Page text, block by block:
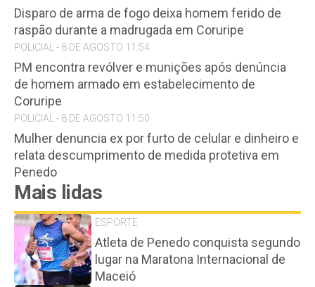
Disparo de arma de fogo deixa homem ferido de
raspão durante a madrugada em Coruripe
POLICIAL - 8 DE AGOSTO 11:54
PM encontra revólver e munições após denúncia
de homem armado em estabelecimento de
Coruripe
POLICIAL - 8 DE AGOSTO 11:50
Mulher denuncia ex por furto de celular e dinheiro e
relata descumprimento de medida protetiva em
Penedo
Mais lidas
ESPORTE
Atleta de Penedo conquista segundo
lugar na Maratona Internacional de
Maceió